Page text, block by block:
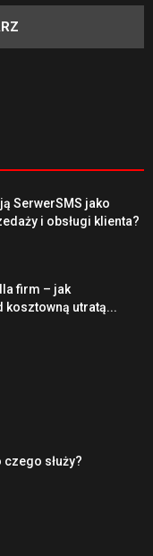
SerwerSMS jako
i obsługi klienta?
firm – jak
kosztowną utratą...
służy?